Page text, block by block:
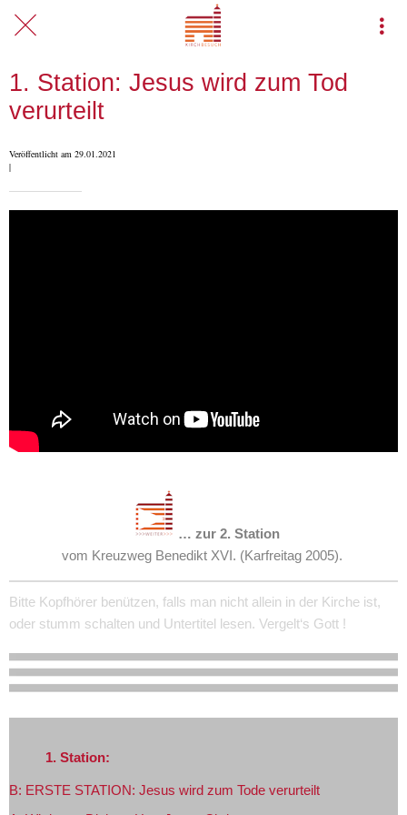
1. Station: Jesus wird zum Tod
verurteilt
Veröffentlicht am 29.01.2021
|
… zur 2. Station
vom Kreuzweg Benedikt XVI. (Karfreitag 2005).
Bitte Kopfhörer benützen, falls man nicht allein in der Kirche ist,
oder stumm schalten und Untertitel lesen. Vergelt‘s Gott !
1. Station:
B: ERSTE STATION: Jesus wird zum Tode verurteilt